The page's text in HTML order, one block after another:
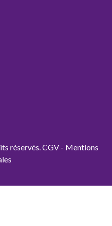
réservés.CGV - Mentions